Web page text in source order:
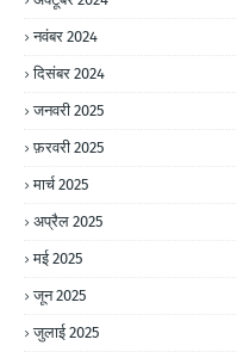
नवंबर 2024
दिसंबर 2024
जनवरी 2025
फ़रवरी 2025
मार्च 2025
अप्रैल 2025
मई 2025
जून 2025
जुलाई 2025